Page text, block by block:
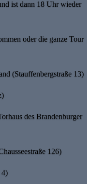
ist dann 18 Uhr wieder
oder die ganze Tour
(Stauffenbergstraße 13)
des Brandenburger
126)
4)